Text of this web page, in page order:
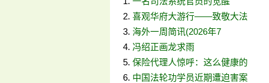
喜观华府大游行——致敬大法
海外一周简讯(2026年7
冯绍正画龙求雨
保险代理人惊呼：这么健康的
中国法轮功学员近期遭迫害案